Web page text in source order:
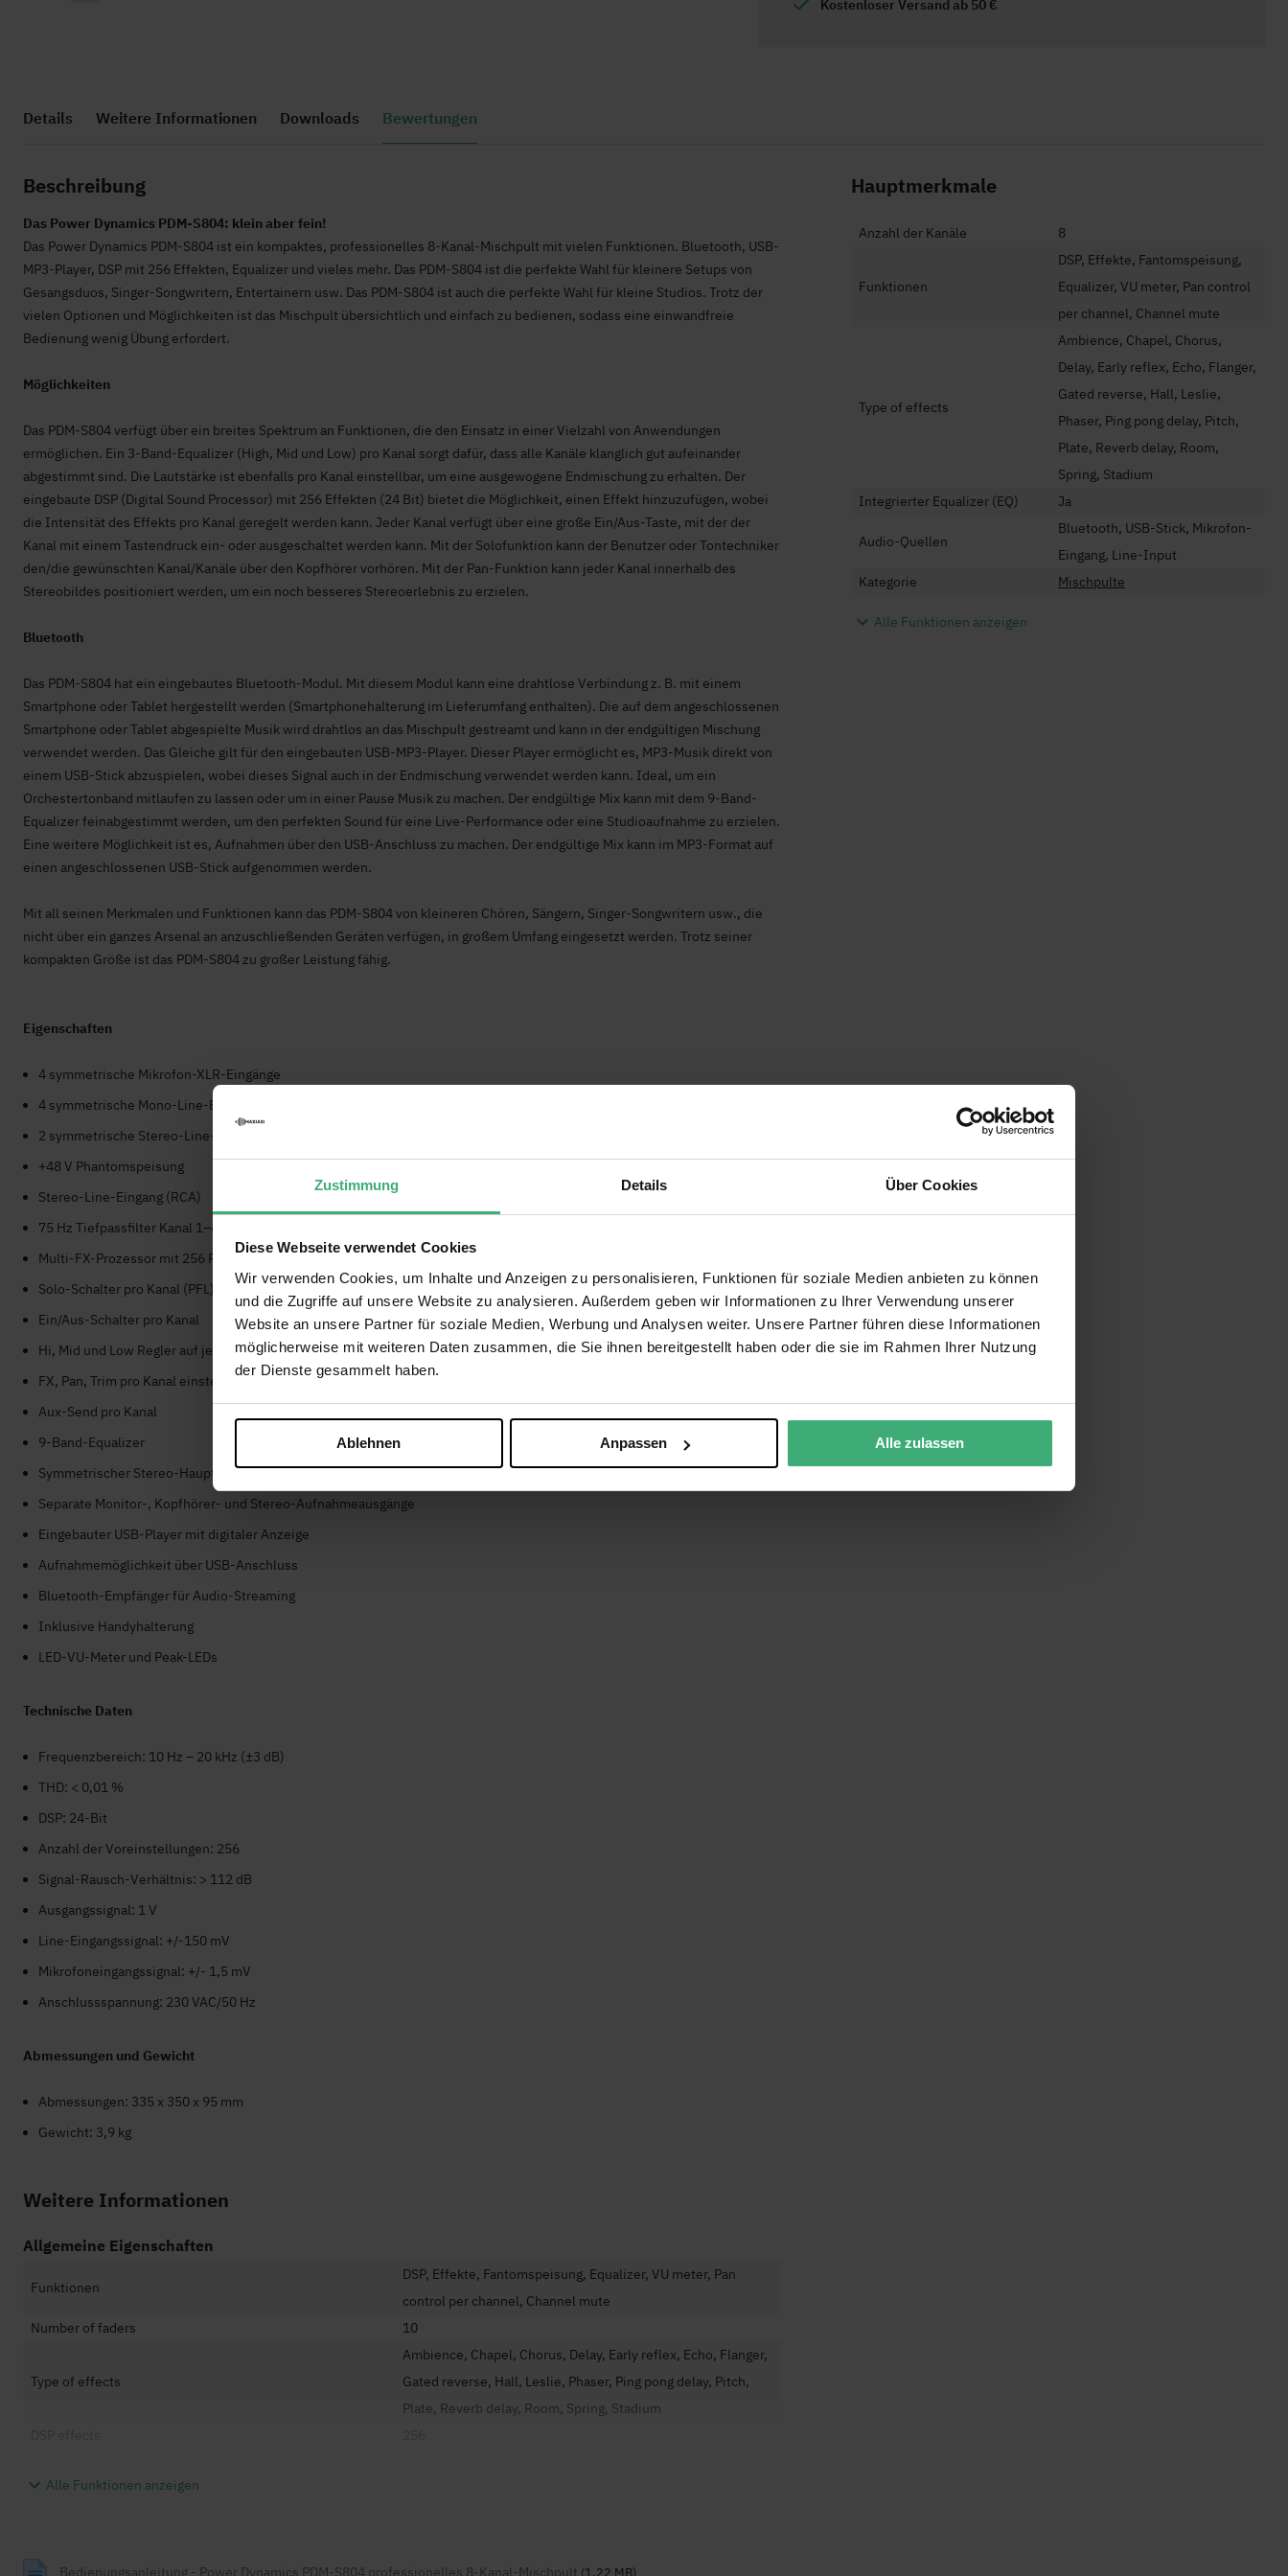
Zustimmung Details Über Cookies
Diese Webseite verwendet Cookies
Wir verwenden Cookies, um Inhalte und Anzeigen zu personalisieren, Funktionen für soziale Medien anbieten zu können
und die Zugriffe auf unsere Website zu analysieren. Außerdem geben wir Informationen zu Ihrer Verwendung unserer
Website an unsere Partner für soziale Medien, Werbung und Analysen weiter. Unsere Partner führen diese Informationen
möglicherweise mit weiteren Daten zusammen, die Sie ihnen bereitgestellt haben oder die sie im Rahmen Ihrer Nutzung
der Dienste gesammelt haben.
Ablehnen Anpassen Alle zulassen
Kostenloser Versand ab 50 €
der
Details Weitere Informationen Downloads Bewertungen
Beschreibung
Das Power Dynamics PDM-S804: klein aber fein!
Das Power Dynamics PDM-S804 ist ein kompaktes, professionelles 8-Kanal-Mischpult mit vielen Funktionen. Bluetooth, USB-
MP3-Player, DSP mit 256 Effekten, Equalizer und vieles mehr. Das PDM-S804 ist die perfekte Wahl für kleinere Setups von
Gesangsduos, Singer-Songwritern, Entertainern usw. Das PDM-S804 ist auch die perfekte Wahl für kleine Studios. Trotz der
vielen Optionen und Möglichkeiten ist das Mischpult übersichtlich und einfach zu bedienen, sodass eine einwandfreie
Bedienung wenig Übung erfordert.
Möglichkeiten
Das PDM-S804 verfügt über ein breites Spektrum an Funktionen, die den Einsatz in einer Vielzahl von Anwendungen
ermöglichen. Ein 3-Band-Equalizer (High, Mid und Low) pro Kanal sorgt dafür, dass alle Kanäle klanglich gut aufeinander
abgestimmt sind. Die Lautstärke ist ebenfalls pro Kanal einstellbar, um eine ausgewogene Endmischung zu erhalten. Der
eingebaute DSP (Digital Sound Processor) mit 256 Effekten (24 Bit) bietet die Möglichkeit, einen Effekt hinzuzufügen, wobei
die Intensität des Effekts pro Kanal geregelt werden kann. Jeder Kanal verfügt über eine große Ein/Aus-Taste, mit der der
Kanal mit einem Tastendruck ein- oder ausgeschaltet werden kann. Mit der Solofunktion kann der Benutzer oder Tontechniker
den/die gewünschten Kanal/Kanäle über den Kopfhörer vorhören. Mit der Pan-Funktion kann jeder Kanal innerhalb des
Stereobildes positioniert werden, um ein noch besseres Stereoerlebnis zu erzielen.
Bluetooth
Das PDM-S804 hat ein eingebautes Bluetooth-Modul. Mit diesem Modul kann eine drahtlose Verbindung z. B. mit einem
Smartphone oder Tablet hergestellt werden (Smartphonehalterung im Lieferumfang enthalten). Die auf dem angeschlossenen
Smartphone oder Tablet abgespielte Musik wird drahtlos an das Mischpult gestreamt und kann in der endgültigen Mischung
verwendet werden. Das Gleiche gilt für den eingebauten USB-MP3-Player. Dieser Player ermöglicht es, MP3-Musik direkt von
einem USB-Stick abzuspielen, wobei dieses Signal auch in der Endmischung verwendet werden kann. Ideal, um ein
Orchestertonband mitlaufen zu lassen oder um in einer Pause Musik zu machen. Der endgültige Mix kann mit dem 9-Band-
Equalizer feinabgestimmt werden, um den perfekten Sound für eine Live-Performance oder eine Studioaufnahme zu erzielen.
Eine weitere Möglichkeit ist es, Aufnahmen über den USB-Anschluss zu machen. Der endgültige Mix kann im MP3-Format auf
einen angeschlossenen USB-Stick aufgenommen werden.
Mit all seinen Merkmalen und Funktionen kann das PDM-S804 von kleineren Chören, Sängern, Singer-Songwritern usw., die
nicht über ein ganzes Arsenal an anzuschließenden Geräten verfügen, in großem Umfang eingesetzt werden. Trotz seiner
kompakten Größe ist das PDM-S804 zu großer Leistung fähig.
Eigenschaften
4 symmetrische Mikrofon-XLR-Eingänge
4 symmetrische Mono-Line-Eingänge 6,3 mm Klinke
2 symmetrische Stereo-Line-Eingänge 6,3 mm Klinke
+48 V Phantomspeisung
Stereo-Line-Eingang (RCA)
75 Hz Tiefpassfilter Kanal 1–4
Multi-FX-Prozessor mit 256 Presets
Solo-Schalter pro Kanal (PFL)
Ein/Aus-Schalter pro Kanal
Hi, Mid und Low Regler auf jedem Kanal
FX, Pan, Trim pro Kanal einstellbar
Aux-Send pro Kanal
9-Band-Equalizer
Symmetrischer Stereo-Hauptausgang (XLR + 6,3 mm Klinke)
Separate Monitor-, Kopfhörer- und Stereo-Aufnahmeausgänge
Eingebauter USB-Player mit digitaler Anzeige
Aufnahmemöglichkeit über USB-Anschluss
Bluetooth-Empfänger für Audio-Streaming
Inklusive Handyhalterung
LED-VU-Meter und Peak-LEDs
Technische Daten
Frequenzbereich: 10 Hz – 20 kHz (±3 dB)
THD: < 0,01 %
DSP: 24-Bit
Anzahl der Voreinstellungen: 256
Signal-Rausch-Verhältnis: > 112 dB
Ausgangssignal: 1 V
Line-Eingangssignal: +/-150 mV
Mikrofoneingangssignal: +/- 1,5 mV
Anschlussspannung: 230 VAC/50 Hz
Abmessungen und Gewicht
Abmessungen: 335 x 350 x 95 mm
Gewicht: 3,9 kg
Weitere Informationen
Allgemeine Eigenschaften
Funktionen
DSP, Effekte, Fantomspeisung, Equalizer, VU meter, Pan
control per channel, Channel mute
Number of faders
10
Type of effects
Ambience, Chapel, Chorus, Delay, Early reflex, Echo, Flanger,
Gated reverse, Hall, Leslie, Phaser, Ping pong delay, Pitch,
Plate, Reverb delay, Room, Spring, Stadium
Bluetooth Reichweite
Technische Eigenschaften
Alle Funktionen anzeigen
Bedienungsanleitung - Power Dynamics PDM-S804 professionelles 8-Kanal-Mischpult (1.22 MB)
Hauptmerkmale
Anzahl der Kanäle 8
Funktionen
DSP, Effekte, Fantomspeisung,
Equalizer, VU meter, Pan control
per channel, Channel mute
Type of effects
Ambience, Chapel, Chorus,
Delay, Early reflex, Echo, Flanger,
Gated reverse, Hall, Leslie,
Phaser, Ping pong delay, Pitch,
Plate, Reverb delay, Room,
Spring, Stadium
Integrierter Equalizer (EQ)
Ja
Audio-Quellen
Bluetooth, USB-Stick, Mikrofon-
Eingang, Line-Input
Kategorie
Mischpulte
Alle Funktionen anzeigen